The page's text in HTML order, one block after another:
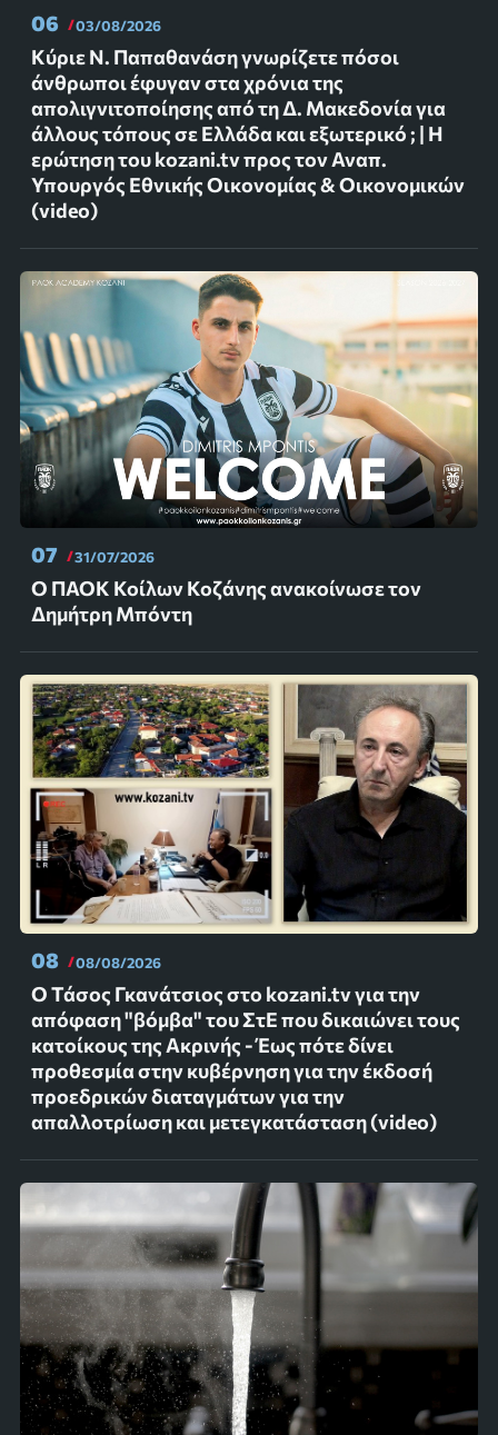
06 03/08/2026
Κύριε Ν. Παπαθανάση γνωρίζετε πόσοι
άνθρωποι έφυγαν στα χρόνια της
απολιγνιτοποίησης από τη Δ. Μακεδονία για
άλλους τόπους σε Ελλάδα και εξωτερικό ; | Η
ερώτηση του kozani.tv προς τον Αναπ.
Υπουργός Εθνικής Οικονομίας & Οικονομικών
(video)
07 31/07/2026
Ο ΠΑΟΚ Κοίλων Κοζάνης ανακοίνωσε τον
Δημήτρη Μπόντη
08 08/08/2026
Ο Τάσος Γκανάτσιος στο kozani.tv για την
απόφαση "βόμβα" του ΣτΕ που δικαιώνει τους
κατοίκους της Ακρινής - Έως πότε δίνει
προθεσμία στην κυβέρνηση για την έκδοσή
προεδρικών διαταγμάτων για την
απαλλοτρίωση και μετεγκατάσταση (video)